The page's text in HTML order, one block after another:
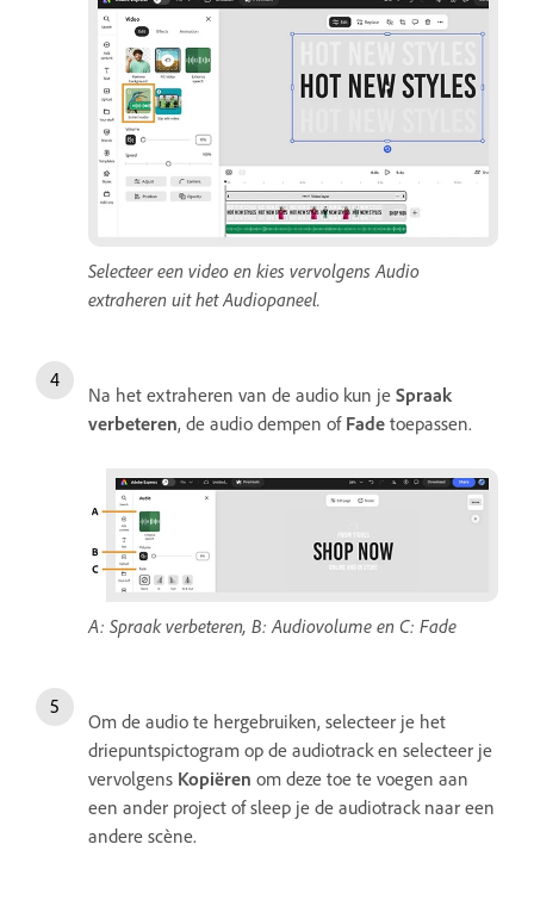
Selecteer een video en kies vervolgens Audio
extraheren uit het Audiopaneel.
Na het extraheren van de audio kun je Spraak
verbeteren, de audio dempen ofFade toepassen.
A: Spraak verbeteren, B: Audiovolume en C: Fade
Om de audio te hergebruiken, selecteer je het
driepuntspictogram op de audiotrack en selecteer je
vervolgens Kopiëren om deze toe te voegen aan
een ander project of sleep je de audiotrack naar een
andere scène.